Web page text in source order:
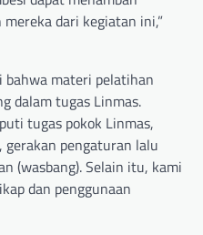
dari kegiatan ini,”
bahwa materi pelatihan
dalam tugas Linmas.
tugas pokok Linmas,
pengaturan lalu
(wasbang). Selain itu, kami
dan penggunaan